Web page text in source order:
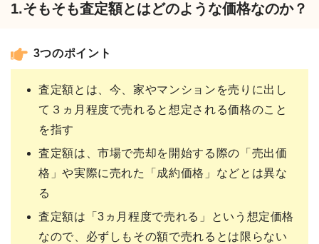
1.そもそも査定額とはどのような価格なのか？
3つのポイント
査定額とは、今、家やマンションを売りに出し
て３ヵ月程度で売れると想定される価格のこと
を指す
査定額は、市場で売却を開始する際の「売出価
格」や実際に売れた「成約価格」などとは異な
る
査定額は「3ヵ月程度で売れる」という想定価格
なので、必ずしもその額で売れるとは限らない